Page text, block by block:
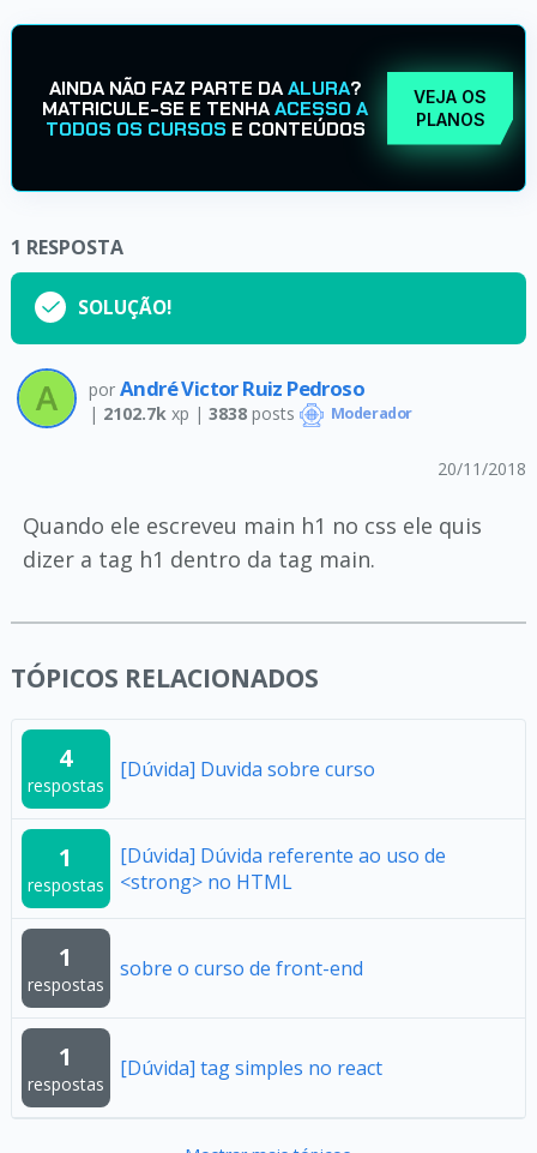
AINDA NÃO FAZ PARTE DAALURA?
MATRICULE-SE E TENHAACESSO A
TODOS OS CURSOS E CONTEÚDOS
VEJA OS
PLANOS
1 RESPOSTA
SOLUÇÃO!
por André Victor Ruiz Pedroso
| 2102.7k xp | 3838posts Moderador
20/11/2018
Quando ele escreveu main h1 no css ele quis
dizer a tag h1 dentro da tag main.
TÓPICOS RELACIONADOS
4
respostas
[Dúvida] Duvida sobre curso
1
respostas
[Dúvida] Dúvida referente ao uso de
<strong> no HTML
1
respostas
sobre o curso de front-end
1
respostas
[Dúvida] tag simples no react